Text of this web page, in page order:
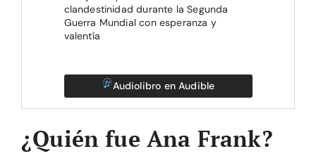
clandestinidad durante la Segunda
Guerra Mundial con esperanza y
valentía
Audiolibro en Audible
¿Quién fue Ana Frank?